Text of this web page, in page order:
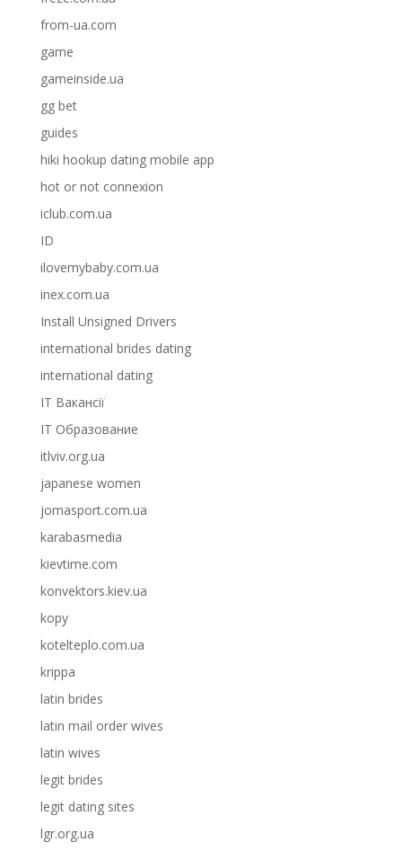
from-ua.com
game
gameinside.ua
gg bet
guides
hiki hookup dating mobile app
hot or not connexion
iclub.com.ua
ID
ilovemybaby.com.ua
inex.com.ua
Install Unsigned Drivers
international brides dating
international dating
IT Вакансії
IT Образование
itlviv.org.ua
japanese women
jomasport.com.ua
karabasmedia
kievtime.com
konvektors.kiev.ua
kopy
kotelteplo.com.ua
krippa
latin brides
latin mail order wives
latin wives
legit brides
legit dating sites
lgr.org.ua